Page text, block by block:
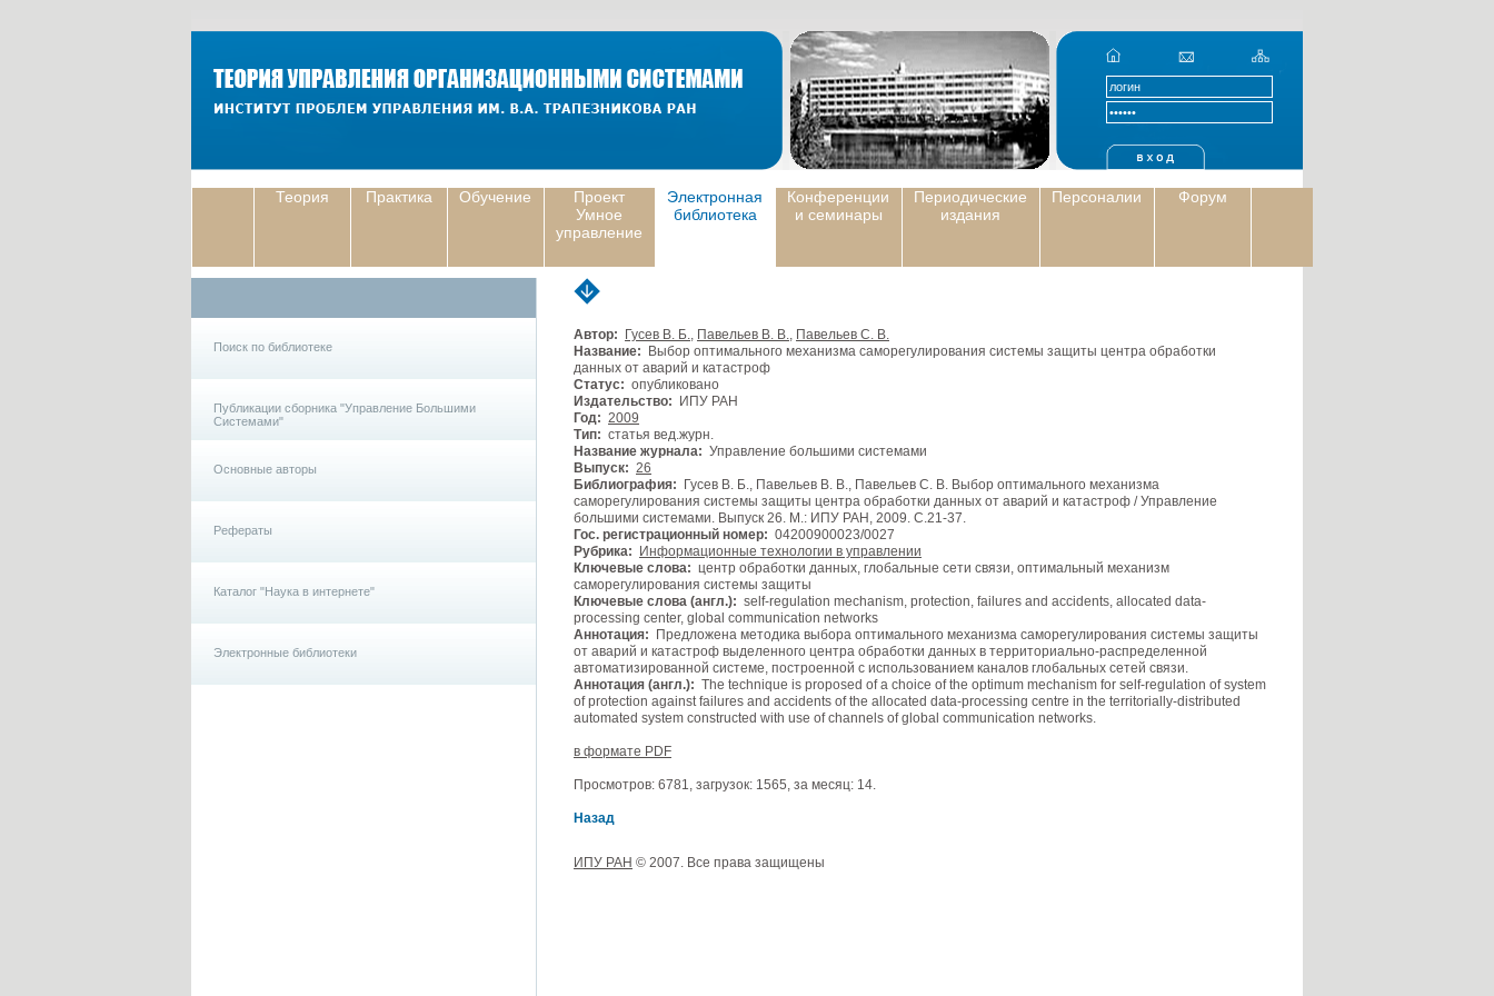
Теория Практика Обучение
Проект
Умное
управление
Электронная
библиотека
Конференции
и семинары
Периодические
издания
Персоналии Форум
Поиск по библиотеке
Публикации сборника "Управление Большими
Системами"
Основные авторы
Рефераты
Каталог "Наука в интернете"
Электронные библиотеки
Автор: Гусев В. Б., Павельев В. В., Павельев С. В.
Название: Выбор оптимального механизма саморегулирования системы защиты центра обработки
данных от аварий и катастроф
Статус: опубликовано
Издательство: ИПУ РАН
Год: 2009
Тип: статья вед.журн.
Название журнала: Управление большими системами
Выпуск: 26
Библиография: Гусев В. Б., Павельев В. В., Павельев С. В. Выбор оптимального механизма
саморегулирования системы защиты центра обработки данных от аварий и катастроф / Управление
большими системами. Выпуск 26. М.: ИПУ РАН, 2009. С.21-37.
Гос. регистрационный номер: 04200900023/0027
Рубрика:
Информационные технологии в управлении
Ключевые слова: центр обработки данных, глобальные сети связи, оптимальный механизм
саморегулирования системы защиты
Ключевые слова (англ.): self-regulation mechanism, protection, failures and accidents, allocated data-
processing center, global communication networks
Аннотация: Предложена методика выбора оптимального механизма саморегулирования системы защиты
от аварий и катастроф выделенного центра обработки данных в территориально-распределенной
автоматизированной системе, построенной с использованием каналов глобальных сетей связи.
Аннотация (англ.): The technique is proposed of a choice of the optimum mechanism for self-regulation of system
of protection against failures and accidents of the allocated data-processing centre in the territorially-distributed
automated system constructed with use of channels of global communication networks.
в формате PDF
Просмотров: 6781, загрузок: 1565, за месяц: 14.
Назад
ИПУ РАН © 2007. Все права защищены